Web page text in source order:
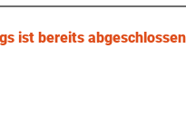
ist bereits